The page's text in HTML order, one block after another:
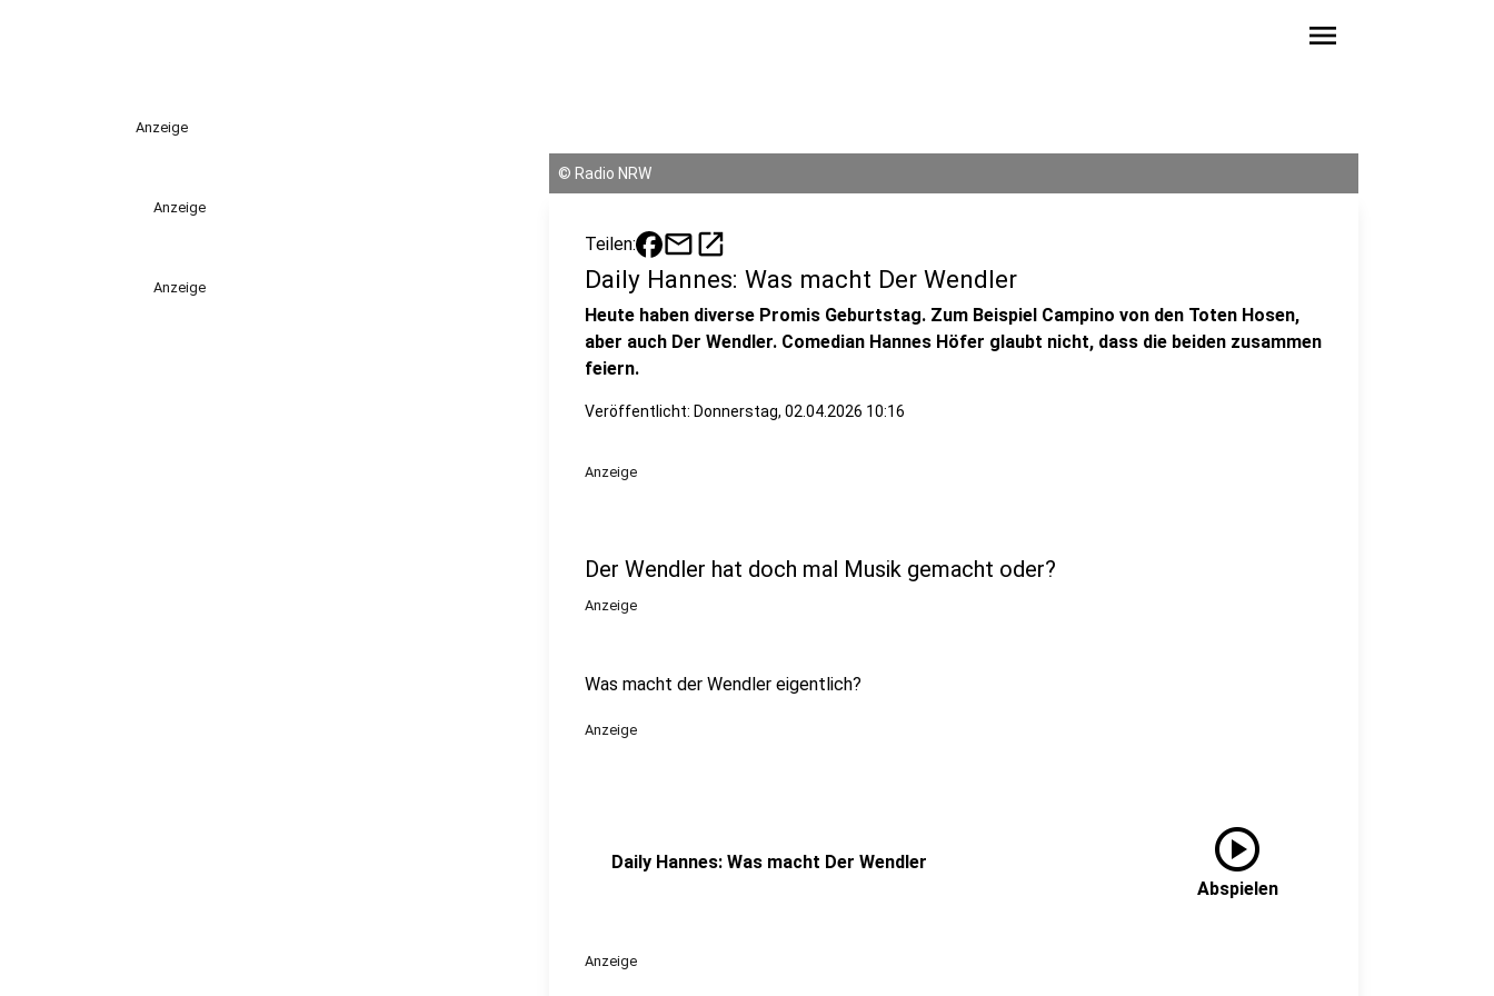
menu
Anzeige
Anzeige
Anzeige
© Radio NRW
Teilen: mailopen_in_new
Daily Hannes: Was macht Der Wendler
Heute haben diverse Promis Geburtstag. Zum Beispiel Campino von den Toten Hosen,
aber auch Der Wendler. Comedian Hannes Höfer glaubt nicht, dass die beiden zusammen
feiern.
Veröffentlicht: Donnerstag, 02.04.2026 10:16
Anzeige
Der Wendler hat doch mal Musik gemacht oder?
Anzeige
Was macht der Wendler eigentlich?
Anzeige
Daily Hannes: Was macht Der Wendler play_circle
Abspielen
Anzeige